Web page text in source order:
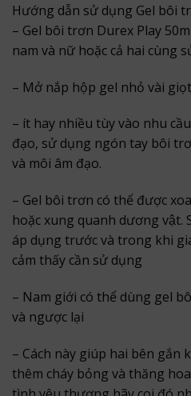
Hướng dẫn sử dụng Gel bôi
– Gel bôi trơn Durex Play
nam và nữ hoặc cả hai cùng
– Mở nắp hộp gel nhỏ vài
– ít hay nhiều tùy vào nhu
đạo, sử dụng ngón tay bôi
và môi âm đạo.
– Gel bôi trơn có thể được
hoặc xung quanh dương vật.
áp dụng trước và trong khi
cảm thấy cần sử dụng
– Nam giới có thể dùng gel
và ngược lại
– Cách này giúp hai bên gắn
thêm cháy bỏng và thăng